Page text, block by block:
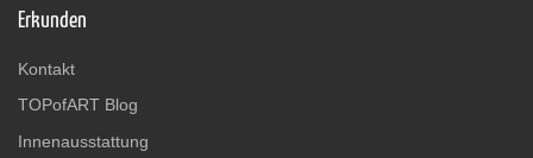
Erkunden
Kontakt
TOPofART Blog
Innenausstattung